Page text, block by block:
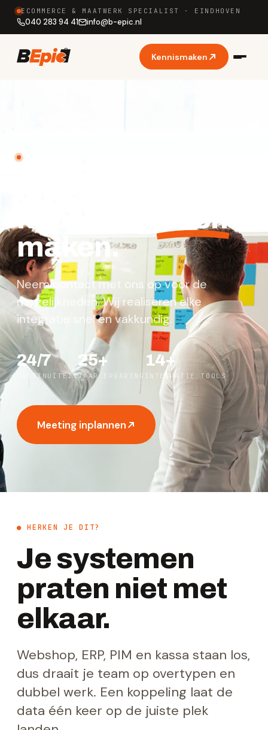
ECOMMERCE & MAATWERK SPECIALIST · EINDHOVEN
040 283 94 41 info@b-epic.nl
Kennismaken
MAGENTO KOPPELINGEN VOOR JE WEBSHOP
koppeling
laten
maken.
Neem contact met ons op voor de
mogelijkheden. Wij realiseren elke
integratie snel en vakkundig.
24/7
CONTINUÏTEIT
25+
JAAR ERVARING
14+
INTEGRATIE TOOLS
Meeting inplannen
● HERKEN JE DIT?
Je systemen
praten niet met
elkaar.
Webshop, ERP, PIM en kassa staan los,
dus draait je team op overtypen en
dubbel werk. Een koppeling laat de
data één keer op de juiste plek